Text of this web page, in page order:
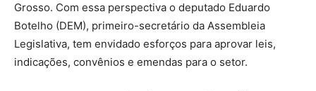
Grosso. Com essa perspectiva o deputado Eduardo
Botelho (DEM), primeiro-secretário da Assembleia
Legislativa, tem envidado esforços para aprovar leis,
indicações, convênios e emendas para o setor.